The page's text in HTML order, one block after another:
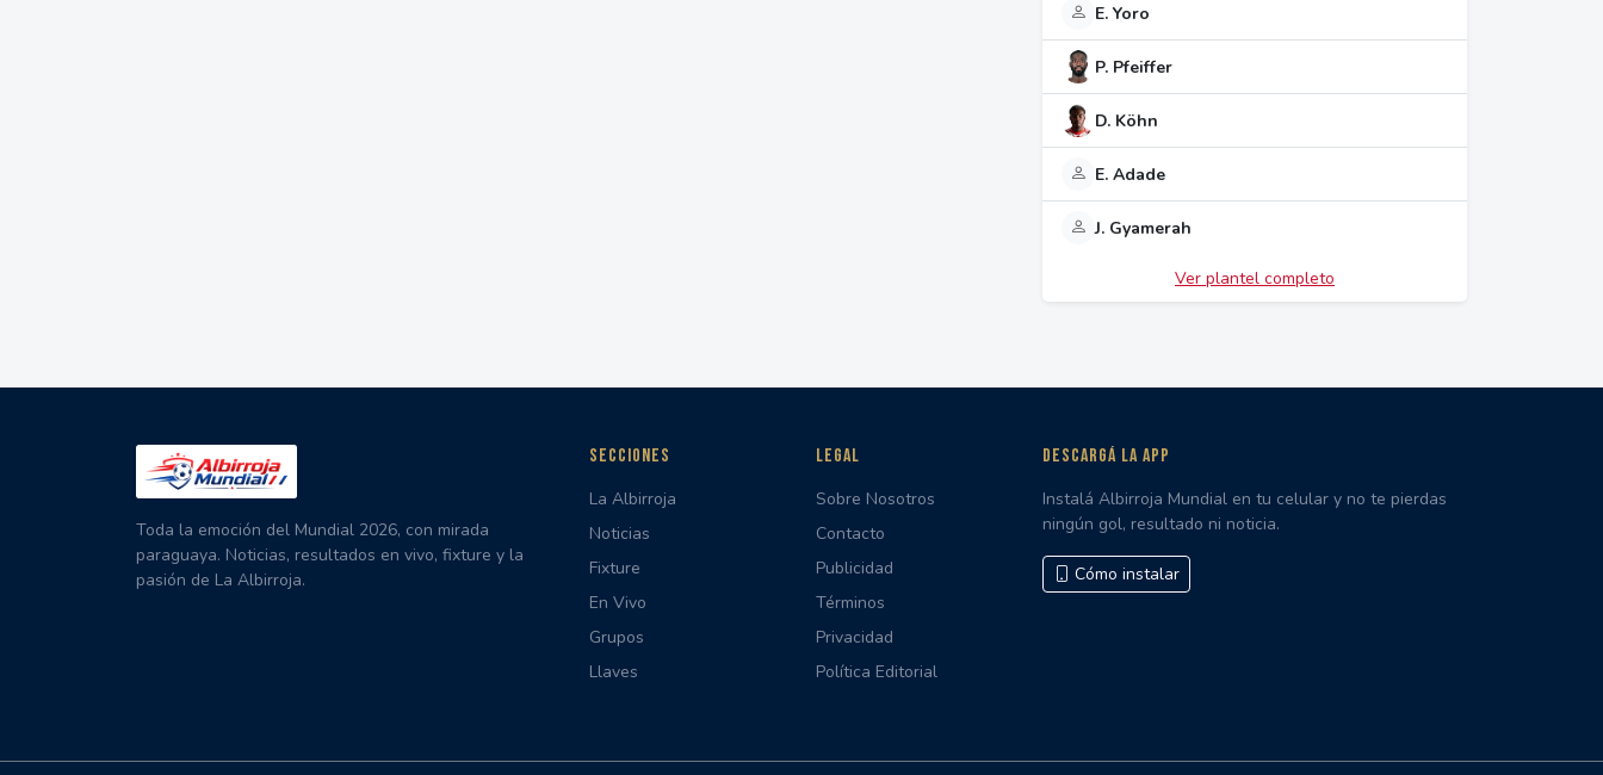
E. Yoro
P. Pfeiffer
D. Köhn
E. Adade
J. Gyamerah
Ver plantel completo
Toda la emoción del Mundial 2026, con mirada
paraguaya. Noticias, resultados en vivo, fixture y la
pasión de La Albirroja.
SECCIONES
La Albirroja
Noticias
Fixture
En Vivo
Grupos
Llaves
LEGAL
Sobre Nosotros
Contacto
Publicidad
Términos
Privacidad
Política Editorial
DESCARGÁ LA APP
Instalá Albirroja Mundial en tu celular y no te pierdas
ningún gol, resultado ni noticia.
Cómo instalar